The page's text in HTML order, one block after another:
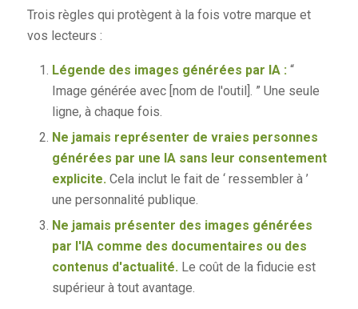
Trois règles qui protègent à la fois votre marque et
vos lecteurs :
Légende des images générées par IA : “
Image générée avec [nom de l'outil]. ” Une seule
ligne, à chaque fois.
Ne jamais représenter de vraies personnes
générées par une IA sans leur consentement
explicite. Cela inclut le fait de ‘ ressembler à ’
une personnalité publique.
Ne jamais présenter des images générées
par l'IA comme des documentaires ou des
contenus d'actualité. Le coût de la fiducie est
supérieur à tout avantage.